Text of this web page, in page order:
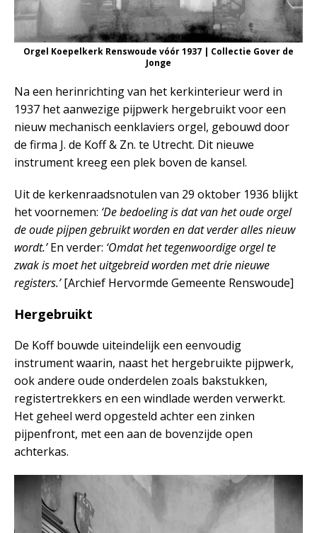
Orgel Koepelkerk Renswoude vóór 1937 | Collectie Gover de
Jonge
Na een herinrichting van het kerkinterieur werd in
1937 het aanwezige pijpwerk hergebruikt voor een
nieuw mechanisch eenklaviers orgel, gebouwd door
de firma J. de Koff & Zn. te Utrecht. Dit nieuwe
instrument kreeg een plek boven de kansel.
Uit de kerkenraadsnotulen van 29 oktober 1936 blijkt
het voornemen: ‘De bedoeling is dat van het oude orgel
de oude pijpen gebruikt worden en dat verder alles nieuw
wordt.’En verder: ‘Omdat het tegenwoordige orgel te
zwak is moet het uitgebreid worden met drie nieuwe
registers.’[Archief Hervormde Gemeente Renswoude]
Hergebruikt
De Koff bouwde uiteindelijk een eenvoudig
instrument waarin, naast het hergebruikte pijpwerk,
ook andere oude onderdelen zoals bakstukken,
registertrekkers en een windlade werden verwerkt.
Het geheel werd opgesteld achter een zinken
pijpenfront, met een aan de bovenzijde open
achterkas.